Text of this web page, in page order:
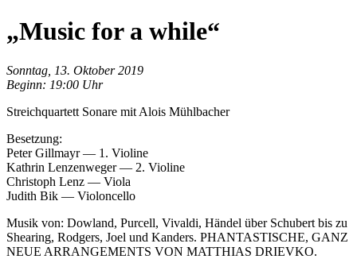
„Music for a while“
Sonntag, 13. Oktober 2019
Beginn: 19:00 Uhr
Streichquartett Sonare mit Alois Mühlbacher
Besetzung:
Peter Gillmayr — 1. Violine
Kathrin Lenzenweger — 2. Violine
Christoph Lenz — Viola
Judith Bik — Violoncello
Musik von: Dowland, Purcell, Vivaldi, Händel über Schubert bis zu
Shearing, Rodgers, Joel und Kanders. PHANTASTISCHE, GANZ
NEUE ARRANGEMENTS VON MATTHIAS DRIEVKO.